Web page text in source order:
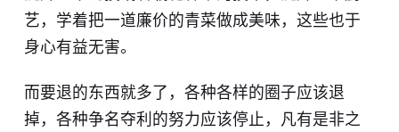
艺，学着把一道廉价的青菜做成美味，这些也​于
身心有益无害。
而要退的东西就多了，各种各样的圈子应该退
掉，各种争名夺利的努力应该停止，凡有是非之